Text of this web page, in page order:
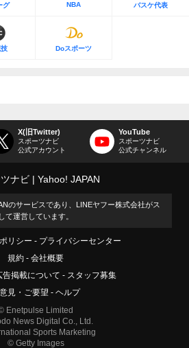
グ NBA バスケ代表
Doスポーツ
X(旧Twitter)
スポーツナビ
公式アカウント
YouTube
スポーツナビ
公式チャンネル
ナビ Yahoo! JAPAN
のサービスであり、LINEヤフー株式会社がス
て運営しています。
リシー
プライバシーセンター
規約
会社概要
告掲載について
スタッフ募集
見・ご要望
ヘルプ
Enetpulse Limited
News Digital Co., Ltd.
Sports Marketing
© Getty Images